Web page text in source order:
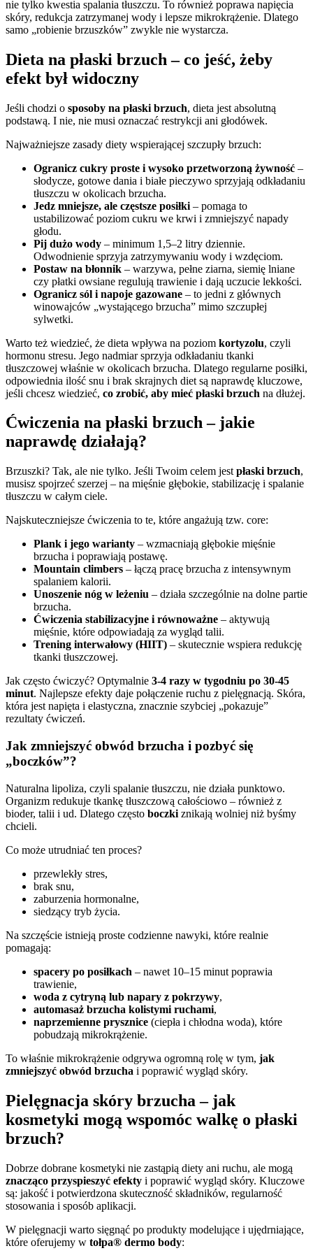
nie tylko kwestia spalania tłuszczu. To również poprawa napięcia
skóry, redukcja zatrzymanej wody i lepsze mikrokrążenie. Dlatego
samo „robienie brzuszków” zwykle nie wystarcza.
Dieta na płaski brzuch – co jeść, żeby
efekt był widoczny
Jeśli chodzi o sposoby na płaski brzuch, dieta jest absolutną
podstawą. I nie, nie musi oznaczać restrykcji ani głodówek.
Najważniejsze zasady diety wspierającej szczupły brzuch:
Ogranicz cukry proste i wysoko przetworzoną żywność –
słodycze, gotowe dania i białe pieczywo sprzyjają odkładaniu
tłuszczu w okolicach brzucha.
Jedz mniejsze, ale częstsze posiłki – pomaga to
ustabilizować poziom cukru we krwi i zmniejszyć napady
głodu.
Pij dużo wody – minimum 1,5–2 litry dziennie.
Odwodnienie sprzyja zatrzymywaniu wody i wzdęciom.
Postaw na błonnik – warzywa, pełne ziarna, siemię lniane
czy płatki owsiane regulują trawienie i dają uczucie lekkości.
Ogranicz sól i napoje gazowane – to jedni z głównych
winowajców „wystającego brzucha” mimo szczupłej
sylwetki.
Warto też wiedzieć, że dieta wpływa na poziom kortyzolu, czyli
hormonu stresu. Jego nadmiar sprzyja odkładaniu tkanki
tłuszczowej właśnie w okolicach brzucha. Dlatego regularne posiłki,
odpowiednia ilość snu i brak skrajnych diet są naprawdę kluczowe,
jeśli chcesz wiedzieć, co zrobić, aby mieć płaski brzuch na dłużej.
Ćwiczenia na płaski brzuch – jakie
naprawdę działają?
Brzuszki? Tak, ale nie tylko. Jeśli Twoim celem jest płaski brzuch,
musisz spojrzeć szerzej – na mięśnie głębokie, stabilizację i spalanie
tłuszczu w całym ciele.
Najskuteczniejsze ćwiczenia to te, które angażują tzw. core:
Plank i jego warianty – wzmacniają głębokie mięśnie
brzucha i poprawiają postawę.
Mountain climbers – łączą pracę brzucha z intensywnym
spalaniem kalorii.
Unoszenie nóg w leżeniu – działa szczególnie na dolne partie
brzucha.
Ćwiczenia stabilizacyjne i równoważne – aktywują
mięśnie, które odpowiadają za wygląd talii.
Trening interwałowy (HIIT) – skutecznie wspiera redukcję
tkanki tłuszczowej.
Jak często ćwiczyć? Optymalnie 3-4 razy w tygodniu po 30-45
minut. Najlepsze efekty daje połączenie ruchu z pielęgnacją. Skóra,
która jest napięta i elastyczna, znacznie szybciej „pokazuje”
rezultaty ćwiczeń.
Jak zmniejszyć obwód brzucha i pozbyć się
„boczków”?
Naturalna lipoliza, czyli spalanie tłuszczu, nie działa punktowo.
Organizm redukuje tkankę tłuszczową całościowo – również z
bioder, talii i ud. Dlatego często boczki znikają wolniej niż byśmy
chcieli.
Co może utrudniać ten proces?
przewlekły stres,
brak snu,
zaburzenia hormonalne,
siedzący tryb życia.
Na szczęście istnieją proste codzienne nawyki, które realnie
pomagają:
spacery po posiłkach – nawet 10–15 minut poprawia
trawienie,
woda z cytryną lub napary z pokrzywy,
automasaż brzucha kolistymi ruchami,
naprzemienne prysznice (ciepła i chłodna woda), które
pobudzają mikrokrążenie.
To właśnie mikrokrążenie odgrywa ogromną rolę w tym, jak
zmniejszyć obwód brzucha i poprawić wygląd skóry.
Pielęgnacja skóry brzucha – jak
kosmetyki mogą wspomóc walkę o płaski
brzuch?
Dobrze dobrane kosmetyki nie zastąpią diety ani ruchu, ale mogą
znacząco przyspieszyć efekty i poprawić wygląd skóry. Kluczowe
są: jakość i potwierdzona skuteczność składników, regularność
stosowania i sposób aplikacji.
W pielęgnacji warto sięgnąć po produkty modelujące i ujędrniające,
które oferujemy w tołpa® dermo body: